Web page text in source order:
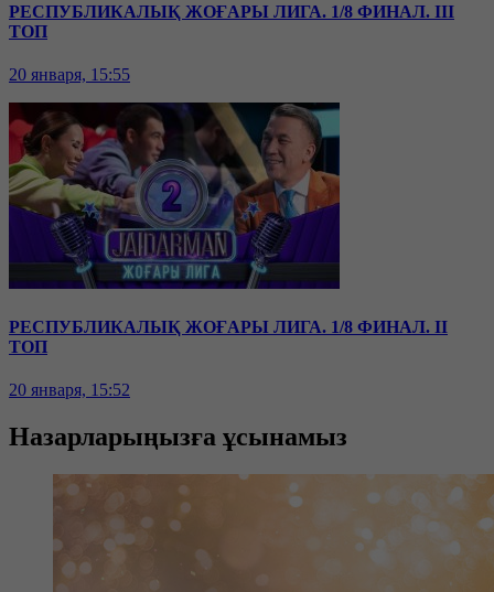
РЕСПУБЛИКАЛЫҚ ЖОҒАРЫ ЛИГА. 1/8 ФИНАЛ. III
ТОП
20 января, 15:55
РЕСПУБЛИКАЛЫҚ ЖОҒАРЫ ЛИГА. 1/8 ФИНАЛ. II
ТОП
20 января, 15:52
Назарларыңызға ұсынамыз